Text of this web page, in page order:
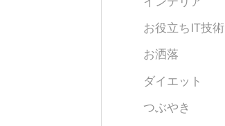
お役立ちIT技術
お洒落
ダイエット
つぶやき